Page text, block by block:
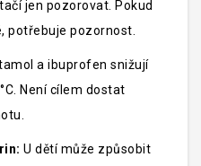
jen pozorovat. Pokud
potřebuje pozornost.
a ibuprofen snižují
Není cílem dostat
U dětí může způsobit